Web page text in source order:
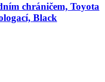
chráničem, Toyota
Black